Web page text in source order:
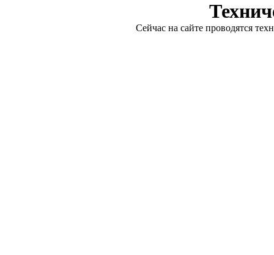
Сейчас на сайте проводятся